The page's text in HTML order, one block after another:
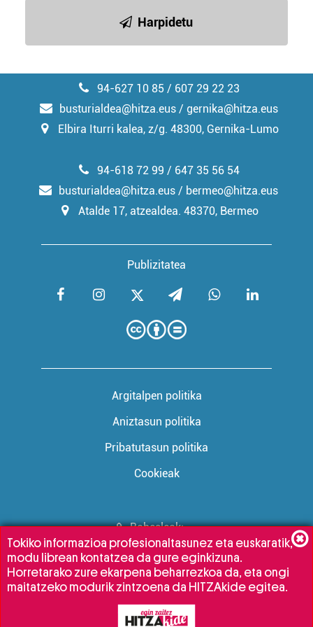
Harpidetu
94-627 10 85 / 607 29 22 23
busturialdea@hitza.eus / gernika@hitza.eus
Elbira Iturri kalea, z/g. 48300, Gernika-Lumo
Publizitatea
94-618 72 99 / 647 35 56 54
busturialdea@hitza.eus / bermeo@hitza.eus
Atalde 17, atzealdea. 48370, Bermeo
Argitalpen politika
Aniztasun politika
Pribatutasun politika
Cookieak
Babesleak:
Tokiko informazioa profesionaltasunez eta euskaratik,
modu librean kontatzea da gure eginkizuna.
Horretarako zure ekarpena beharrezkoa da, eta ongi
maitatzeko modurik zintzoena da HITZAkide egitea.